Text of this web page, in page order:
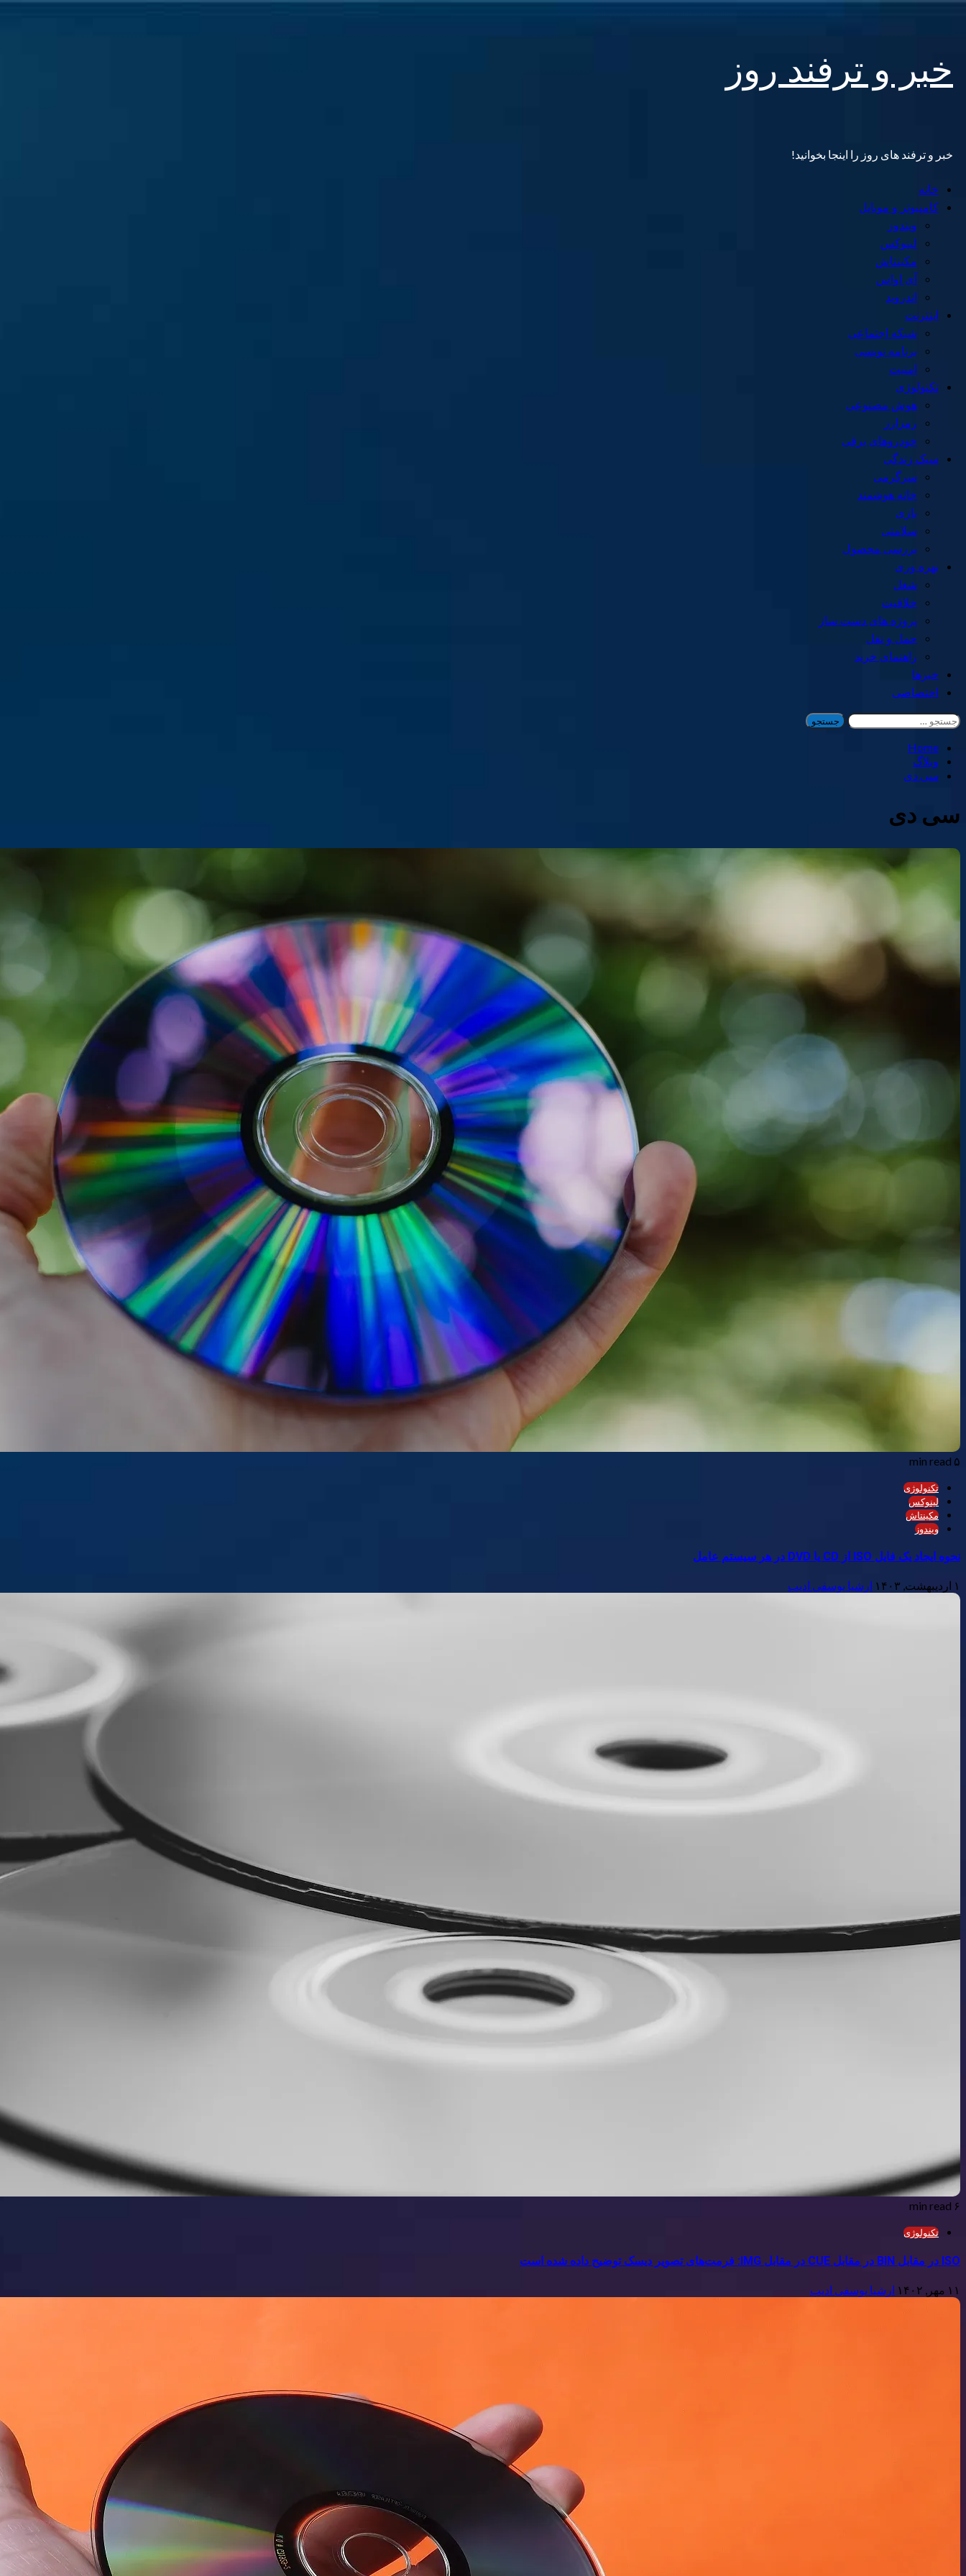
content
خبر و ترفند روز
خبر و ترفند های روز را اینجا بخوانید!
Primary
Menu
خانه
کامپیوتر و موبایل
ویندوز
لینوکس
مکینتاش
آی اواس
اندروید
اینترنت
شبکه اجتماعی
برنامه نویسی
امنیت
تکنولوژی
هوش مصنوعی
رمزارز
خودروهای برقی
سبک زندگی
سرگرمی
خانه هوشمند
بازی
سلامتی
بررسی محصول
بهره وری
شغل
خلاقیت
پروژه های دست ساز
حمل و نقل
راهنمای خرید
خبرها
اختصاصی
جستجو
برای:
Home
وبلاگ
سی دی
سی دی
۵ min read
تکنولوژی
لینوکس
مکینتاش
ویندوز
نحوه ایجاد یک فایل ISO از CD یا DVD در هر سیستم عامل
۱ اردیبهشت, ۱۴۰۳ ارشیا یوسفی ادیب
۶ min read
تکنولوژی
ISO در مقابل BIN در مقابل CUE در مقابل IMG: فرمت‌های تصویر دیسک توضیح داده شده است
۱۱ مهر, ۱۴۰۲ ارشیا یوسفی ادیب